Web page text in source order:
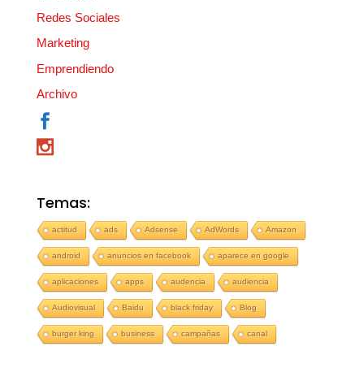
Redes Sociales
Marketing
Emprendiendo
Archivo
Temas:
actitud ads Adsense AdWords Amazon
android anuncios en facebook aparece en google
aplicaciones apps audencia audiencia
Audiovisual Baidu black friday Blog
burger king business campañas canal